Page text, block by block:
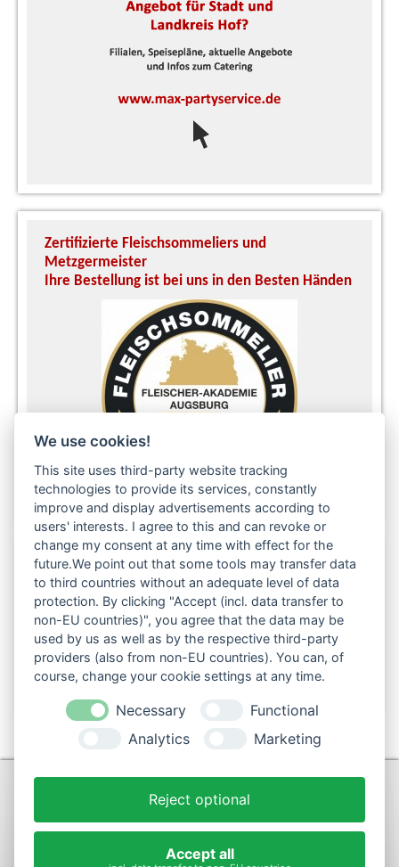
We use cookies!
This site uses third-party website tracking
technologies to provide its services, constantly
improve and display advertisements according to
users' interests. I agree to this and can revoke or
change my consent at any time with effect for the
future.We point out that some tools may transfer data
to third countries without an adequate level of data
protection. By clicking "Accept (incl. data transfer to
non-EU countries)", you agree that the data may be
used by us as well as by the respective third-party
providers (also from non-EU countries). You can, of
course, change your cookie settings at any time.
Necessary
Functional
Analytics
Marketing
Reject optional
Accept all
Zertifizierte Fleischsommeliers und
Metzgermeister
Ihre Bestellung ist bei uns in den Besten Händen
Folgen Sie uns auch in den sozialen Netzwerken:
+49 (0)9281-70900
post@max-wurst.de